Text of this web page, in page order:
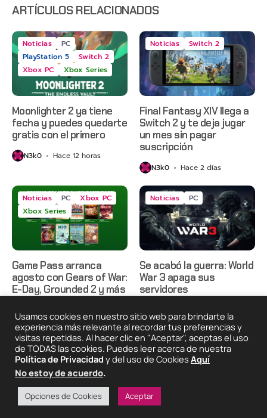
ARTÍCULOS RELACIONADOS
Noticias
PC
PlayStation 5
Switch 2
Xbox PC
Xbox Series
Moonlighter 2 ya tiene
fecha y puedes quedarte
gratis con el primero
N3k0 Hace 12 horas
Noticias Switch 2
Final Fantasy XIV llega a
Switch 2 y te deja jugar
un mes sin pagar
suscripción
N3k0 Hace 2 días
Noticias PC
Xbox PC
Xbox Series
Game Pass arranca
agosto con Gears of War:
E-Day, Grounded 2 y más
Noticias PC
Se acabó la guerra: World
War 3 apaga sus
servidores
2025 © Degeneraciónx.com | Anime, Games & Nothing
Else
Quiénes
Somos
Condiciones De
Uso Privacidad
Usamos cookies en nuestro sitio web para brindarte la
experiencia más relevante al recordar tus preferencias y
visitas repetidas. Al hacer clic en "Aceptar", aceptas el uso
de TODAS las cookies. Puedes leer acerca de nuestra
Política de Privacidad y del uso de Cookies Aquí
No estoy de acuerdo.
Opciones de Cookies Aceptar